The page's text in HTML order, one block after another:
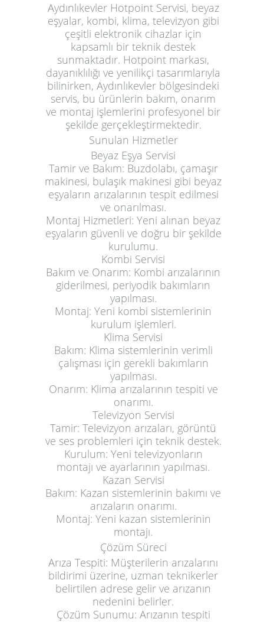
Aydınlıkevler Hotpoint Servisi, beyaz
eşyalar, kombi, klima, televizyon gibi
çeşitli elektronik cihazlar için
kapsamlı bir teknik destek
sunmaktadır. Hotpoint markası,
dayanıklılığı ve yenilikçi tasarımlarıyla
bilinirken, Aydınlıkevler bölgesindeki
servis, bu ürünlerin bakım, onarım
ve montaj işlemlerini profesyonel bir
şekilde gerçekleştirmektedir.
Sunulan Hizmetler
Beyaz Eşya Servisi
Tamir ve Bakım: Buzdolabı, çamaşır
makinesi, bulaşık makinesi gibi beyaz
eşyaların arızalarının tespit edilmesi
ve onarılması.
Montaj Hizmetleri: Yeni alınan beyaz
eşyaların güvenli ve doğru bir şekilde
kurulumu.
Kombi Servisi
Bakım ve Onarım: Kombi arızalarının
giderilmesi, periyodik bakımların
yapılması.
Montaj: Yeni kombi sistemlerinin
kurulum işlemleri.
Klima Servisi
Bakım: Klima sistemlerinin verimli
çalışması için gerekli bakımların
yapılması.
Onarım: Klima arızalarının tespiti ve
onarımı.
Televizyon Servisi
Tamir: Televizyon arızaları, görüntü
ve ses problemleri için teknik destek.
Kurulum: Yeni televizyonların
montajı ve ayarlarının yapılması.
Kazan Servisi
Bakım: Kazan sistemlerinin bakımı ve
arızaların onarımı.
Montaj: Yeni kazan sistemlerinin
montajı.
Çözüm Süreci
Arıza Tespiti: Müşterilerin arızalarını
bildirimi üzerine, uzman teknikerler
belirtilen adrese gelir ve arızanın
nedenini belirler.
Çözüm Sunumu: Arızanın tespiti